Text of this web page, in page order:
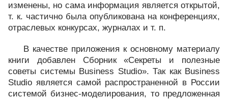
изменены, но сама информация является открытой,
т. к. частично была опубликована на конференциях,
отраслевых конкурсах, журналах и т. п.
В качестве приложения к основному материалу
книги добавлен Сборник «Секреты и полезные
советы системы Business Studio». Так как Business
Studio является самой распространенной в России
системой бизнес-моделирования, то предложенная